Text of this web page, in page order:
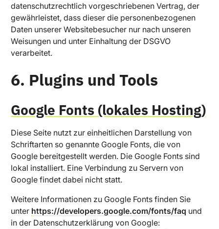
datenschutzrechtlich vorgeschriebenen Vertrag, der
gewährleistet, dass dieser die personenbezogenen
Daten unserer Websitebesucher nur nach unseren
Weisungen und unter Einhaltung der DSGVO
verarbeitet.
6. Plugins und Tools
Google Fonts (lokales Hosting)
Diese Seite nutzt zur einheitlichen Darstellung von
Schriftarten so genannte Google Fonts, die von
Google bereitgestellt werden. Die Google Fonts sind
lokal installiert. Eine Verbindung zu Servern von
Google findet dabei nicht statt.
Weitere Informationen zu Google Fonts finden Sie
unter https://developers.google.com/fonts/faq und
in der Datenschutzerklärung von Google: